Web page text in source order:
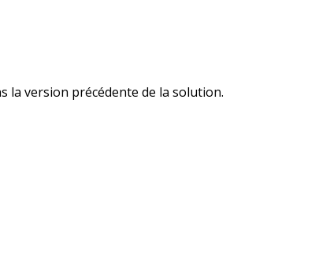
version précédente de la solution.